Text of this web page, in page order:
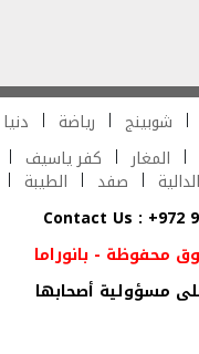
شوبينج رياضة
المغار كفر ياسيف
الدالية صفد الطيبة
Contact Us : +972
محفوظة - بانوراما
على مسؤولية أصحابها